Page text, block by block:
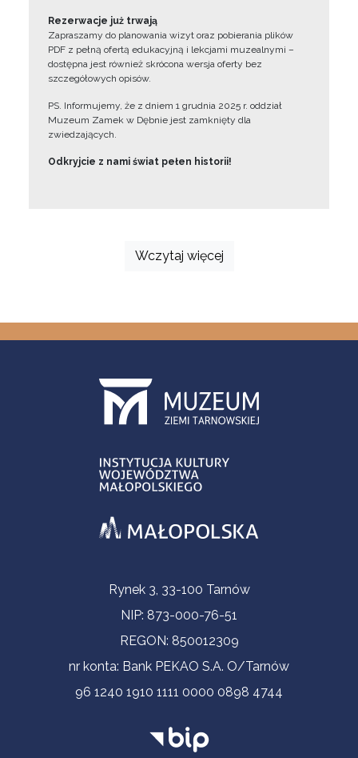
Rezerwacje już trwają
Zapraszamy do planowania wizyt oraz pobierania plików
PDF z pełną ofertą edukacyjną i lekcjami muzealnymi –
dostępna jest również skrócona wersja oferty bez
szczegółowych opisów.
PS. Informujemy, że z dniem 1 grudnia 2025 r. oddział
Muzeum Zamek w Dębnie jest zamknięty dla
zwiedzających.
Odkryjcie z nami świat pełen historii!
Wczytaj więcej
Informacje kontaktoweRynek 3, 33-100 Tarnów
NIP: 873-000-76-51
REGON: 850012309
nr konta: Bank PEKAO S.A. O/Tarnów
96 1240 1910 1111 0000 0898 4744